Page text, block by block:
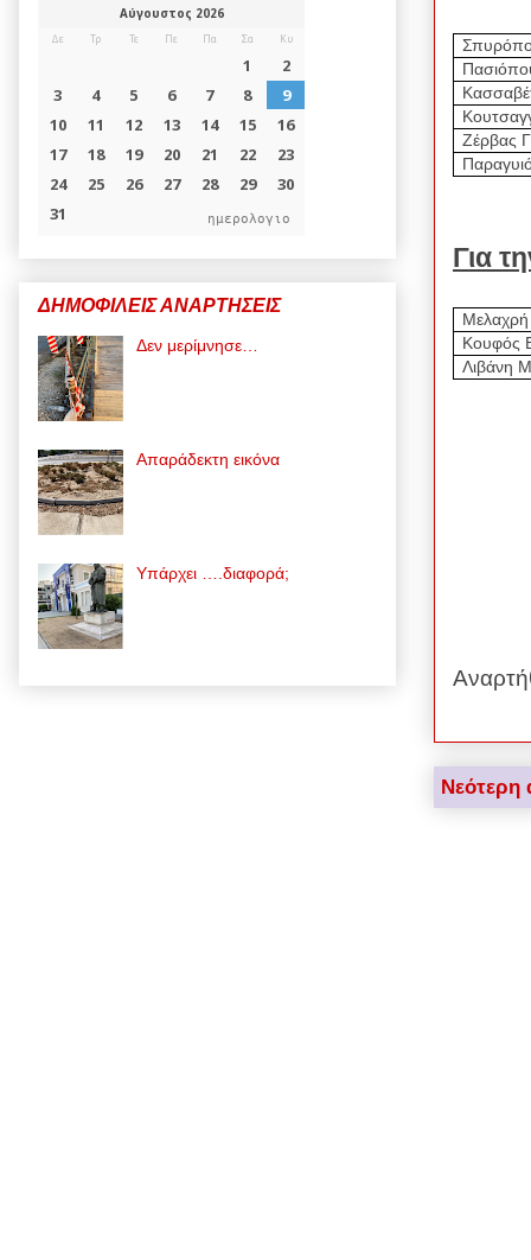
Ζέρβας
Για
Κουφός
Λιβάνη
Νεότερη
ημερολογιο
ΔΗΜΟΦΙΛΕΙΣ ΑΝΑΡΤΗΣΕΙΣ
Δεν μερίμνησε…
Απαράδεκτη εικόνα
Υπάρχει ….διαφορά;